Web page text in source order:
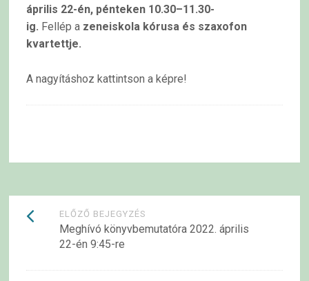
április 22-én, pénteken 10.30–11.30-
ig. Fellép a zeneiskola kórusa és szaxofon
kvartettje.
A nagyításhoz kattintson a képre!
Bejegyzések
navigációja
ELŐZŐ BEJEGYZÉS
Meghívó könyvbemutatóra 2022. április
22-én 9:45-re